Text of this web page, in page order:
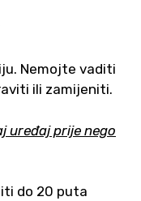
Nemojte vaditi
ili zamijeniti.
uređaj prije nego
do 20 puta